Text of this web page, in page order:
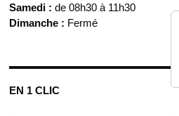
Samedi : de 08h30 à 11h30
Dimanche : Fermé
EN 1 CLIC